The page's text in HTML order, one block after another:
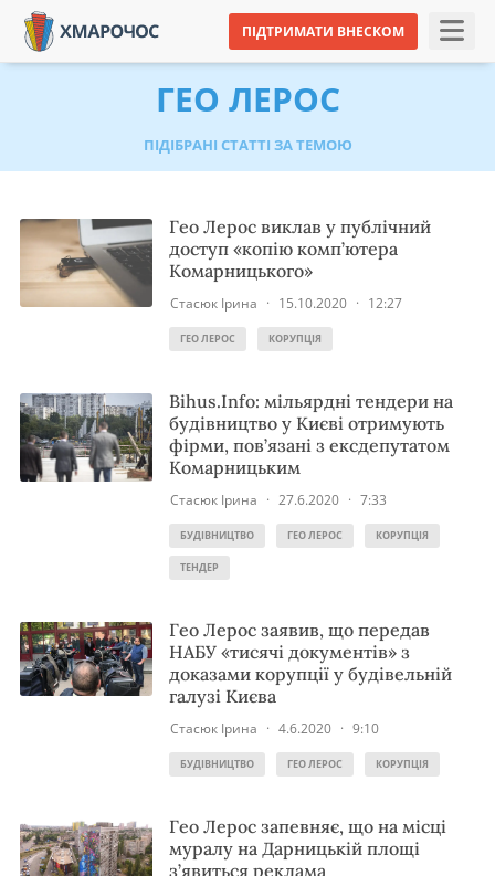
ПІДТРИМАТИ ВНЕСКОМ
ГЕО ЛЕРОС
ПІДІБРАНІ СТАТТІ ЗА ТЕМОЮ
Гео Лерос виклав у публічний
доступ «копію комп’ютера
Комарницького»
Стасюк Ірина · 15.10.2020 · 12:27
ГЕО ЛЕРОС КОРУПЦІЯ
Bihus.Info: мільярдні тендери на
будівництво у Києві отримують
фірми, пов’язані з ексдепутатом
Комарницьким
Стасюк Ірина · 27.6.2020 · 7:33
БУДІВНИЦТВО ГЕО ЛЕРОС КОРУПЦІЯ
ТЕНДЕР
Гео Лерос заявив, що передав
НАБУ «тисячі документів» з
доказами корупції у будівельній
галузі Києва
Стасюк Ірина · 4.6.2020 · 9:10
БУДІВНИЦТВО ГЕО ЛЕРОС КОРУПЦІЯ
Гео Лерос запевняє, що на місці
муралу на Дарницькій площі
з’явиться реклама